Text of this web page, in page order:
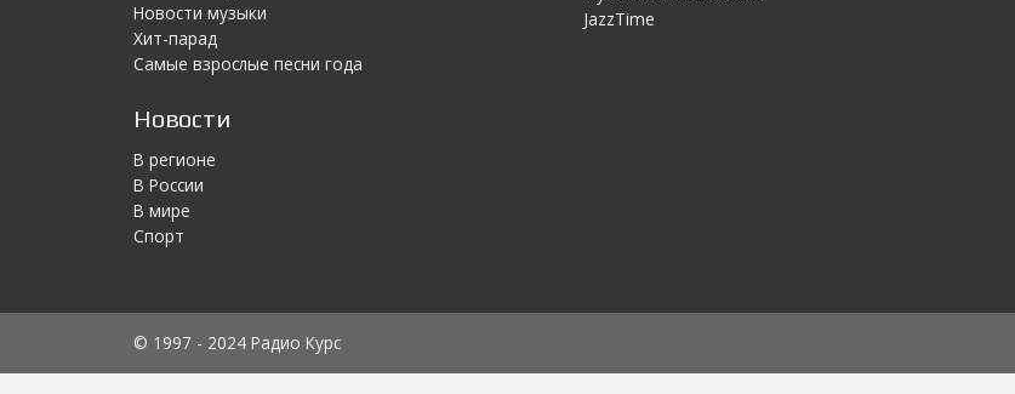
Новости музыки
Хит-парад
Самые взрослые песни года
Новости
В регионе
В России
В мире
Спорт
JazzTime
© 1997 - 2024 Радио Курс